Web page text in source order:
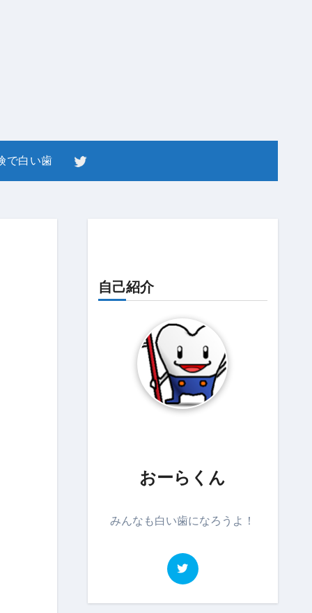
で白い歯
自己紹介
おーらくん
みんなも白い歯になろうよ！